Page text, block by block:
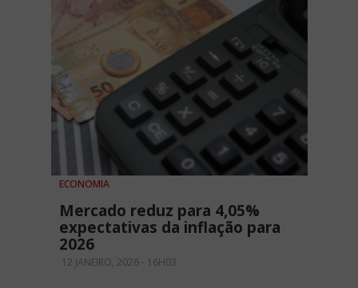
ECONOMIA
Mercado reduz para 4,05%
expectativas da inflação para
2026
12 JANEIRO, 2026 - 16H03